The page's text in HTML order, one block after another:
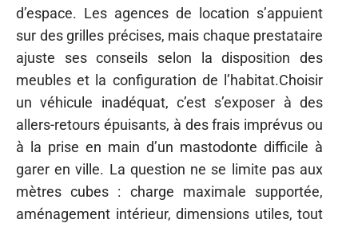
d’espace. Les agences de location s’appuient
sur des grilles précises, mais chaque prestataire
ajuste ses conseils selon la disposition des
meubles et la configuration de l’habitat.Choisir
un véhicule inadéquat, c’est s’exposer à des
allers-retours épuisants, à des frais imprévus ou
à la prise en main d’un mastodonte difficile à
garer en ville. La question ne se limite pas aux
mètres cubes : charge maximale supportée,
aménagement intérieur, dimensions utiles, tout